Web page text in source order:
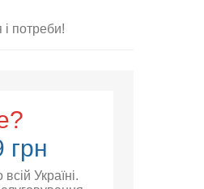
і потреби!
грн
Україні.